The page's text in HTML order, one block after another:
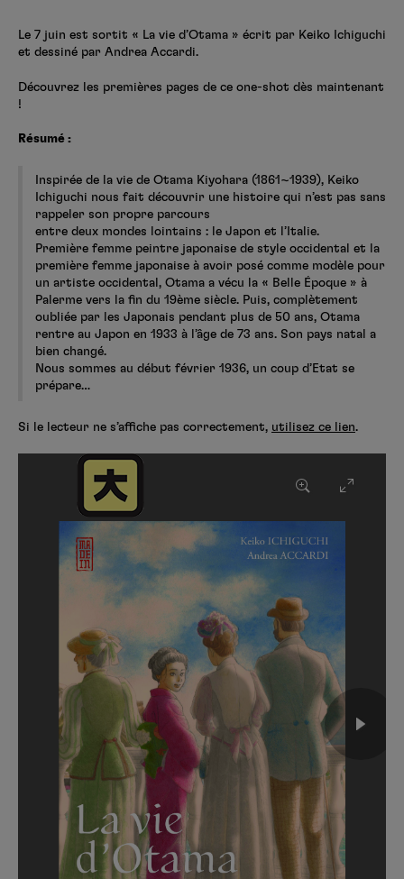
Le 7 juin est sortit « La vie d’Otama » écrit par Keiko Ichiguchi
et dessiné par Andrea Accardi.
Découvrez les premières pages de ce one-shot dès maintenant
!
Résumé :
Inspirée de la vie de Otama Kiyohara (1861~1939), Keiko
Ichiguchi nous fait découvrir une histoire qui n’est pas sans
rappeler son propre parcours
entre deux mondes lointains : le Japon et l’Italie.
Première femme peintre japonaise de style occidental et la
première femme japonaise à avoir posé comme modèle pour
un artiste occidental, Otama a vécu la « Belle Époque » à
Palerme vers la fin du 19ème siècle. Puis, complètement
oubliée par les Japonais pendant plus de 50 ans, Otama
rentre au Japon en 1933 à l’âge de 73 ans. Son pays natal a
bien changé.
Nous sommes au début février 1936, un coup d’Etat se
prépare…
Si le lecteur ne s’affiche pas correctement, utilisez ce lien.
Se connecter S’inscrire
Hunter x Hunter
Black Butler